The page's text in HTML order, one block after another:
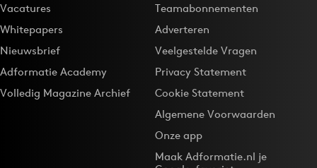
Vacatures
Whitepapers
Nieuwsbrief
Adformatie Academy
Volledig Magazine Archief
Teamabonnementen
Adverteren
Veelgestelde Vragen
Privacy Statement
Cookie Statement
Algemene Voorwaarden
Onze app
Maak Adformatie.nl je